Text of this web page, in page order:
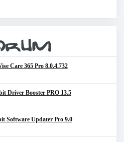
Care 365 Pro 8.0.4.732
Driver Booster PRO 13.5
Software Updater Pro 9.0